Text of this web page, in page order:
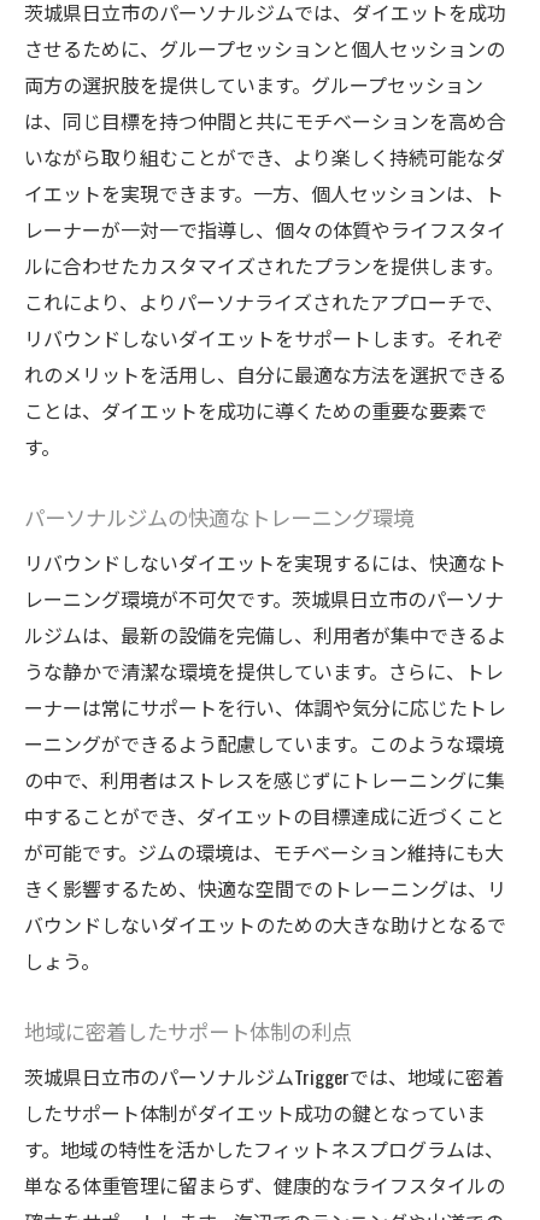
茨城県日立市のパーソナルジムでは、ダイエットを成功
させるために、グループセッションと個人セッションの
両方の選択肢を提供しています。グループセッション
は、同じ目標を持つ仲間と共にモチベーションを高め合
いながら取り組むことができ、より楽しく持続可能なダ
イエットを実現できます。一方、個人セッションは、ト
レーナーが一対一で指導し、個々の体質やライフスタイ
ルに合わせたカスタマイズされたプランを提供します。
これにより、よりパーソナライズされたアプローチで、
リバウンドしないダイエットをサポートします。それぞ
れのメリットを活用し、自分に最適な方法を選択できる
ことは、ダイエットを成功に導くための重要な要素で
す。
パーソナルジムの快適なトレーニング環境
リバウンドしないダイエットを実現するには、快適なト
レーニング環境が不可欠です。茨城県日立市のパーソナ
ルジムは、最新の設備を完備し、利用者が集中できるよ
うな静かで清潔な環境を提供しています。さらに、トレ
ーナーは常にサポートを行い、体調や気分に応じたトレ
ーニングができるよう配慮しています。このような環境
の中で、利用者はストレスを感じずにトレーニングに集
中することができ、ダイエットの目標達成に近づくこと
が可能です。ジムの環境は、モチベーション維持にも大
きく影響するため、快適な空間でのトレーニングは、リ
バウンドしないダイエットのための大きな助けとなるで
しょう。
地域に密着したサポート体制の利点
茨城県日立市のパーソナルジムTriggerでは、地域に密着
したサポート体制がダイエット成功の鍵となっていま
す。地域の特性を活かしたフィットネスプログラムは、
単なる体重管理に留まらず、健康的なライフスタイルの